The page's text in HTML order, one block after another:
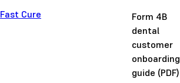
Fast Cure
Form 4B
dental
customer
onboarding
guide (PDF)